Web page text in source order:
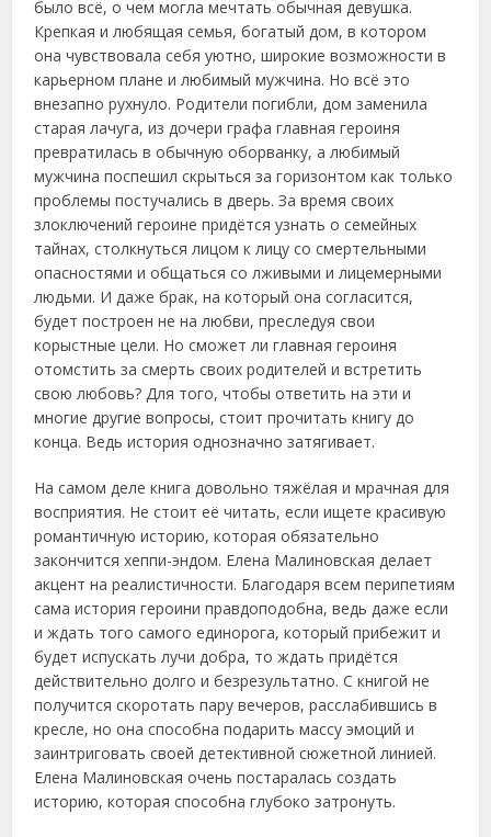
было всё, о чем могла мечтать обычная девушка.
Крепкая и любящая семья, богатый дом, в котором
она чувствовала себя уютно, широкие возможности в
карьерном плане и любимый мужчина. Но всё это
внезапно рухнуло. Родители погибли, дом заменила
старая лачуга, из дочери графа главная героиня
превратилась в обычную оборванку, а любимый
мужчина поспешил скрыться за горизонтом как только
проблемы постучались в дверь. За время своих
злоключений героине придётся узнать о семейных
тайнах, столкнуться лицом к лицу со смертельными
опасностями и общаться со лживыми и лицемерными
людьми. И даже брак, на который она согласится,
будет построен не на любви, преследуя свои
корыстные цели. Но сможет ли главная героиня
отомстить за смерть своих родителей и встретить
свою любовь? Для того, чтобы ответить на эти и
многие другие вопросы, стоит прочитать книгу до
конца. Ведь история однозначно затягивает.
На самом деле книга довольно тяжёлая и мрачная для
восприятия. Не стоит её читать, если ищете красивую
романтичную историю, которая обязательно
закончится хеппи-эндом. Елена Малиновская делает
акцент на реалистичности. Благодаря всем перипетиям
сама история героини правдоподобна, ведь даже если
и ждать того самого единорога, который прибежит и
будет испускать лучи добра, то ждать придётся
действительно долго и безрезультатно. С книгой не
получится скоротать пару вечеров, расслабившись в
кресле, но она способна подарить массу эмоций и
заинтриговать своей детективной сюжетной линией.
Елена Малиновская очень постаралась создать
историю, которая способна глубоко затронуть.